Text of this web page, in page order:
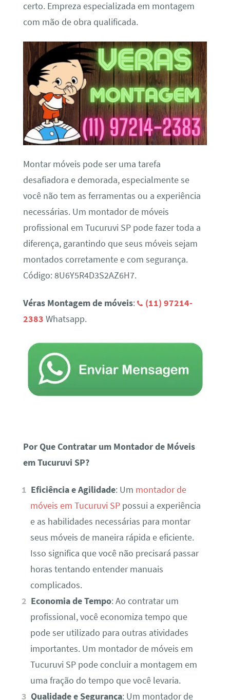
certo. Empreza especializada em montagem
com mão de obra qualificada.
Montar móveis pode ser uma tarefa
desafiadora e demorada, especialmente se
você não tem as ferramentas ou a experiência
necessárias. Um montador de móveis
profissional em Tucuruvi SP pode fazer toda a
diferença, garantindo que seus móveis sejam
montados corretamente e com segurança.
Código: 8U6Y5R4D3S2AZ6H7.
Véras Montagem de móveis:
(11) 97214-
2383 Whatsapp.
Por Que Contratar um Montador de Móveis
em Tucuruvi SP?
Eficiência e Agilidade: Um montador de
móveis em Tucuruvi SPpossui a experiência
e as habilidades necessárias para montar
seus móveis de maneira rápida e eficiente.
Isso significa que você não precisará passar
horas tentando entender manuais
complicados.
Economia de Tempo: Ao contratar um
profissional, você economiza tempo que
pode ser utilizado para outras atividades
importantes. Um montador de móveis em
Tucuruvi SP pode concluir a montagem em
uma fração do tempo que você levaria.
Qualidade e Segurança: Um montador de